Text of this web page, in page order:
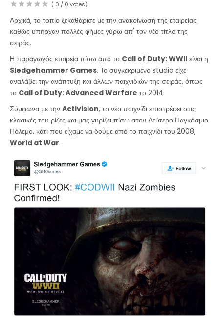
( 0 / 0 votes)
Αρχικά, το τοπίο ξεκαθάρισε με την ανακοίνωση της εταιρείας,
καθώς υπήρχαν πολλές φήμες γύρω απ' τον νέο τίτλο της
σειράς.
Η παραγωγός εταιρεία πίσω από το Call of Duty: WWII είναι η
Sledgehammer Games. Το συγκεκριμένο studio είχε
αναλάβει την ανάπτυξη και άλλων παιχνιδιών της σειράς, όπως
το Call of Duty: Advanced Warfare το 2014.
Σύμφωνα με την Activision, το νέο παιχνίδι επιστρέφει στις
κλασικές του ρίζες και μας γυρίζει πίσω στον Δεύτερο Παγκόσμιο
Πόλεμο, κάτι που είχαμε να δούμε από το παιχνίδι του 2008,
World at War.